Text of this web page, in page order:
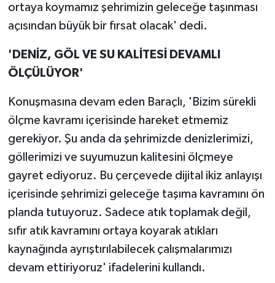
ortaya koymamız şehrimizin geleceğe taşınması
açısından büyük bir fırsat olacak' dedi.
'DENİZ, GÖL VE SU KALİTESİ DEVAMLI
ÖLÇÜLÜYOR'
Konuşmasına devam eden Baraçlı, 'Bizim sürekli
ölçme kavramı içerisinde hareket etmemiz
gerekiyor. Şu anda da şehrimizde denizlerimizi,
göllerimizi ve suyumuzun kalitesini ölçmeye
gayret ediyoruz. Bu çerçevede dijital ikiz anlayışı
içerisinde şehrimizi geleceğe taşıma kavramını ön
planda tutuyoruz. Sadece atık toplamak değil,
sıfır atık kavramını ortaya koyarak atıkları
kaynağında ayrıştırılabilecek çalışmalarımızı
devam ettiriyoruz' ifadelerini kullandı.